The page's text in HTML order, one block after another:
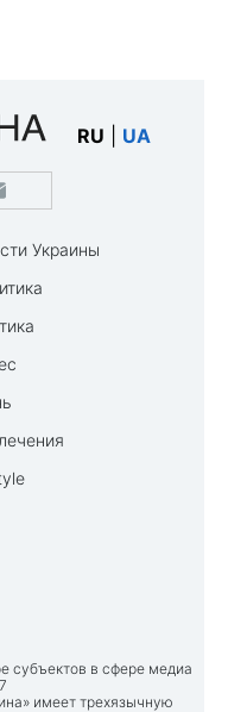
RU UA
Украины
субъектов в сфере медиа
имеет трехязычную